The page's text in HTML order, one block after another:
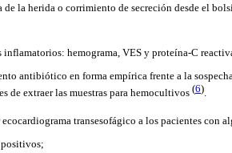
de la herida o corrimiento de secreción desde el
inflamatorios: hemograma, VES y proteína-C
antibiótico en forma empírica frente a la
de extraer las muestras para hemocultivos (6).
ecocardiograma transesofágico a los pacientes con